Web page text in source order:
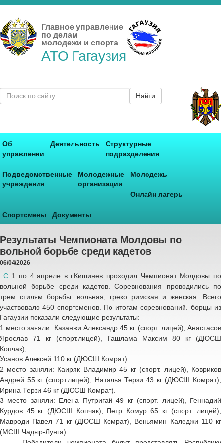
Главное управление
по делам
молодежи и спорта
АТО Гагаузия
Найти
Об
управлении
Деятельность
Структурные
подразделения
Подведомственные
учреждения
Молодежные
организации
Молодежь
Онлайн лагерь
Спортсмены Документы
Результаты Чемпионата Молдовы по
вольной борьбе среди кадетов
06/04/2026
С1 по 4 апреле в г.Кишинев проходил Чемпионат Молдовы по
вольной борьбе среди кадетов. Соревнования проводились по
трем стилям борьбы: вольная, греко римская и женская. Всего
участвовало 450 спортсменов. По итогам соревнований, борцы из
Гагаузии показали следующие результаты:
1 место заняли: Казанжи Александр 45 кг (спорт. лицей), Анастасов
Ярослав 71 кг (спорт.лицей), Гашлама Максим 80 кг (ДЮСШ
Копчак),
Усанов Алексей 110 кг (ДЮСШ Комрат).
2 место заняли: Каиряк Владимир 45 кг (спорт. лицей), Ковриков
Андрей 55 кг (спорт.лицей), Наталья Терзи 43 кг (ДЮСШ Комрат),
Ирина Терзи 46 кг (ДЮСШ Комрат).
3 место заняли: Елена Путригай 49 кг (спорт. лицей), Геннадий
Курдов 45 кг (ДЮСШ Копчак), Петр Комур 65 кг (спорт. лицей),
Мавроди Павел 71 кг (ДЮСШ Комрат), Веньямин Каледжи 110 кг
(МСШ Чадыр-Лунга).